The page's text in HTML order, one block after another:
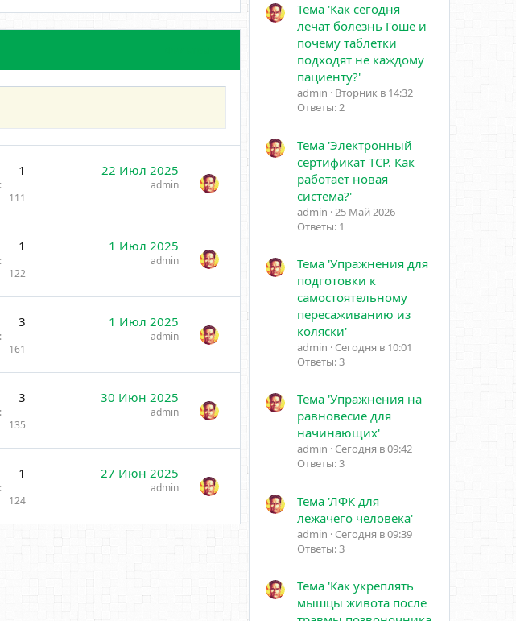
1
111
22 Июл 2025
admin
1
122
1 Июл 2025
admin
3
161
1 Июл 2025
admin
3
135
30 Июн 2025
admin
1
124
27 Июн 2025
admin
Тема 'Как сегодня
лечат болезнь Гоше и
почему таблетки
подходят не каждому
пациенту?'
admin
Вторник в 14:32
Ответы: 2
Тема 'Электронный
сертификат ТСР. Как
работает новая
система?'
admin 25 Май 2026
Ответы: 1
Тема 'Упражнения для
подготовки к
самостоятельному
пересаживанию из
коляски'
admin
Сегодня в 10:01
Ответы: 3
Тема 'Упражнения на
равновесие для
начинающих'
admin
Сегодня в 09:42
Ответы: 3
Тема 'ЛФК для
лежачего человека'
admin
Сегодня в 09:39
Ответы: 3
Тема 'Как укреплять
мышцы живота после